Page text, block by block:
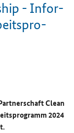
- In­for­
Clean
2024